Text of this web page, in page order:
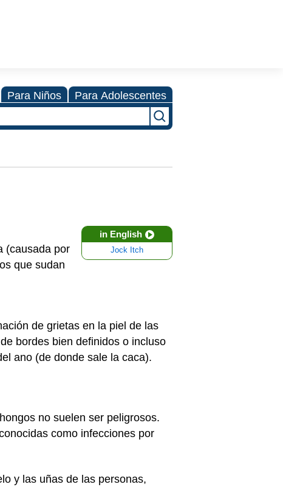
Para Niños Para Adolescentes
in English
Jock Itch
(causada por
que sudan
de grietas en la piel de las
bordes bien definidos o incluso
ano (de donde sale la caca).
no suelen ser peligrosos.
como infecciones por
y las uñas de las personas,